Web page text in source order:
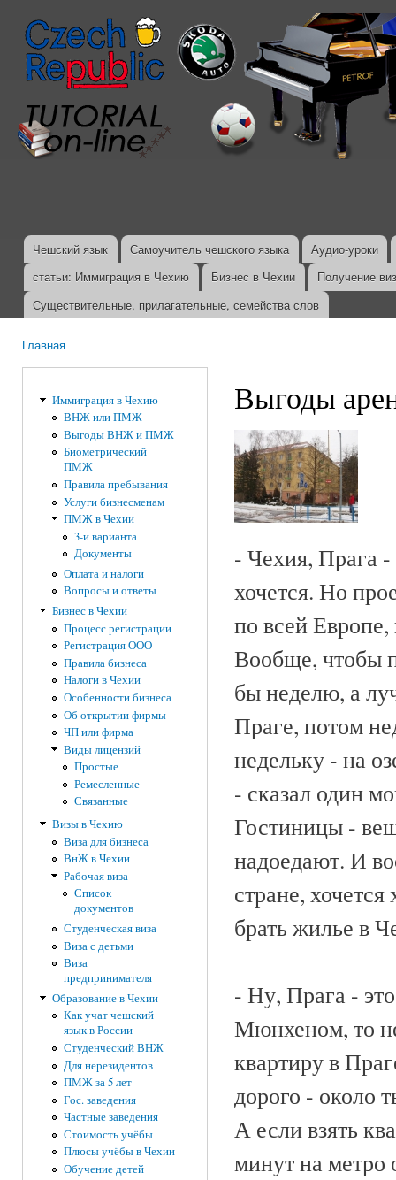
Главное меню
Чешский язык Самоучитель чешского языка
Аудио-уроки
статьи: Иммиграция в Чехию
Бизнес в Чехии
Получение
Существительные, прилагательные, семейства слов
Главная
Иммиграция в Чехию
ВНЖ или ПМЖ
Выгоды ВНЖ и ПМЖ
Биометрический
ПМЖ
Правила пребывания
Услуги бизнесменам
ПМЖ в Чехии
3-и варианта
Документы
Оплата и налоги
Вопросы и ответы
Бизнес в Чехии
Процесс регистрации
Регистрация ООО
Правила бизнеса
Налоги в Чехии
Особенности бизнеса
Об открытии фирмы
ЧП или фирма
Виды лицензий
Простые
Ремесленные
Связанные
Визы в Чехию
Виза для бизнеса
ВнЖ в Чехии
Рабочая виза
Список
документов
Студенческая виза
Виза с детьми
Виза
предпринимателя
Образование в Чехии
Как учат чешский
язык в России
Студенческий ВНЖ
Для нерезидентов
ПМЖ за 5 лет
Гос. заведения
Частные заведения
Стоимость учёбы
Плюсы учёбы в Чехии
Обучение детей
Выгоды
- Чехия, Прага -
хочется. Но
по всей
Вообще, чтобы
бы неделю, а
Праге, потом
недельку - на
- сказал один
Гостиницы -
надоедают. И
стране,
брать жилье в
- Ну, Прага -
Мюнхеном, то
квартиру в
дорого - около
А если взять
минут на метро